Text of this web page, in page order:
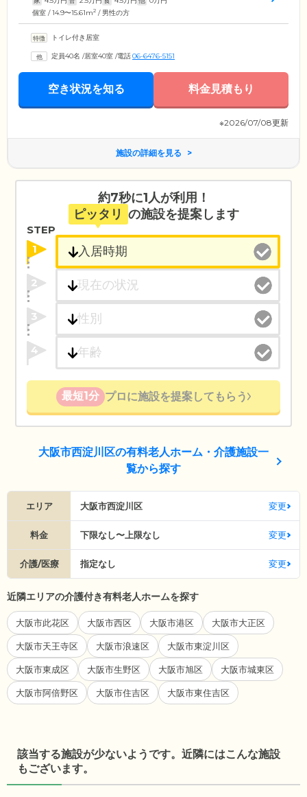
個室 / 14.9〜15.61m2 / 男性の方
トイレ付き居室
定員40名 /居室40室 /電話06-6476-5151
空き状況を知る 料金見積もり
※2026/07/08更新
施設の詳細を見る
約7秒に1人が利用！
ピッタリ の施設を提案します
STEP
1
2
3
4
最短1分 プロに施設を提案してもらう
大阪市西淀川区の有料老人ホーム・介護施設一
覧から探す
エリア 大阪市西淀川区 変更
料金 下限なし〜上限なし 変更
介護/医療 指定なし 変更
近隣エリアの介護付き有料老人ホームを探す
大阪市此花区 大阪市西区 大阪市港区 大阪市大正区
大阪市天王寺区 大阪市浪速区 大阪市東淀川区
大阪市東成区 大阪市生野区 大阪市旭区 大阪市城東区
大阪市阿倍野区 大阪市住吉区 大阪市東住吉区
該当する施設が少ないようです。近隣にはこんな施設
もございます。